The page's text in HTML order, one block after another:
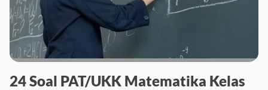
24 Soal PAT/UKK Matematika Kelas